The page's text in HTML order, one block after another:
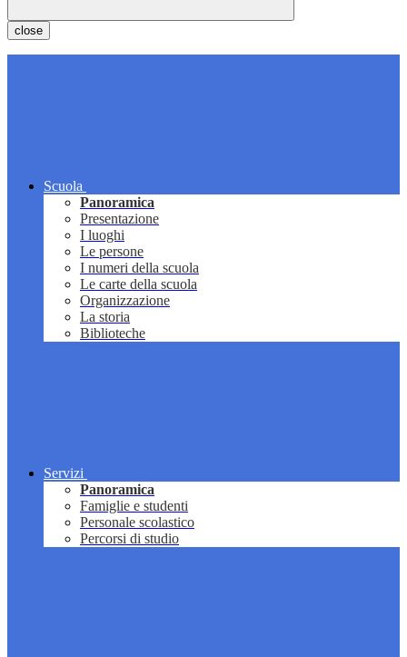
close
Scuola
Panoramica
Presentazione
I luoghi
Le persone
I numeri della scuola
Le carte della scuola
Organizzazione
La storia
Biblioteche
Servizi
Panoramica
Famiglie e studenti
Personale scolastico
Percorsi di studio